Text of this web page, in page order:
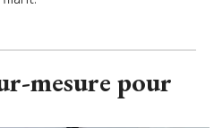
mesure pour